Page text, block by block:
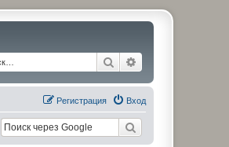
Поиск
Вход
Регистрация